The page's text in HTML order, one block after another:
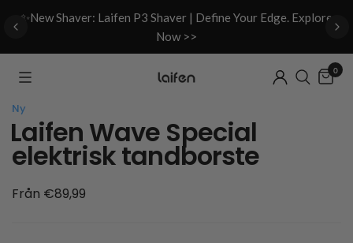
✨New Shaver: Laifen P3 Shaver | Define Your Edge. Explore
Now >>
0
Ny
Laifen Wave Special
elektrisk tandborste
Från €89,99